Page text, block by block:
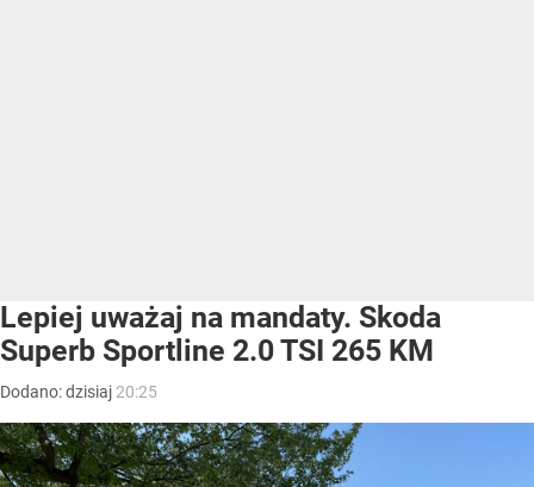
Lepiej uważaj na mandaty. Skoda
Superb Sportline 2.0 TSI 265 KM
Dodano:dzisiaj 20:25